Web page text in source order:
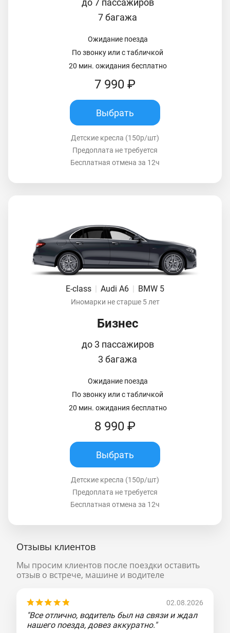
до 7 пассажиров
7 багажа
Ожидание поезда
По звонку или с табличкой
20 мин. ожидания бесплатно
7 990 ₽
Выбрать
Детские кресла (150р/шт)
Предоплата не требуется
Бесплатная отмена за 12ч
E-class | Audi A6 | BMW 5
Иномарки не старше 5 лет
Бизнес
до 3 пассажиров
3 багажа
Ожидание поезда
По звонку или с табличкой
20 мин. ожидания бесплатно
8 990 ₽
Выбрать
Детские кресла (150р/шт)
Предоплата не требуется
Бесплатная отмена за 12ч
Отзывы клиентов
Мы просим клиентов после поездки оставить
отзыв о встрече, машине и водителе
02.08.2026
"Все отлично, водитель был на связи и ждал
нашего поезда, довез аккуратно."